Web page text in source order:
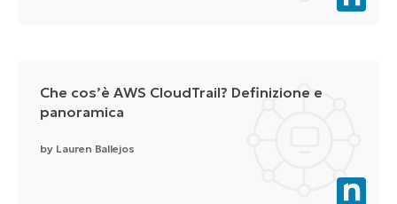
Che cos’è AWS CloudTrail? Definizione e
panoramica
by Lauren Ballejos